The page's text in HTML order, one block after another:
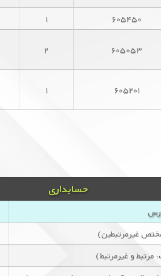
۶۰۵۴۵۰ ۱
۶۰۵۰۵۳ ۲
۶۰۵۲۰۱ ۱
حسابداری
و غیرمرتبط)